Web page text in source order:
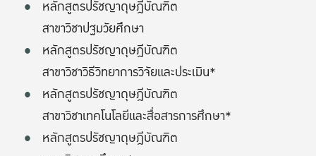
หลักสูตรปรัชญาดุษฎีบัณฑิต
สาขาวิชาปฐมวัยศึกษา
หลักสูตรปรัชญาดุษฎีบัณฑิต
สาขาวิชาวิธีวิทยาการวิจัยและประเมิน*
หลักสูตรปรัชญาดุษฎีบัณฑิต
สาขาวิชาเทคโนโลยีและสื่อสารการศึกษา*
หลักสูตรปรัชญาดุษฎีบัณฑิต